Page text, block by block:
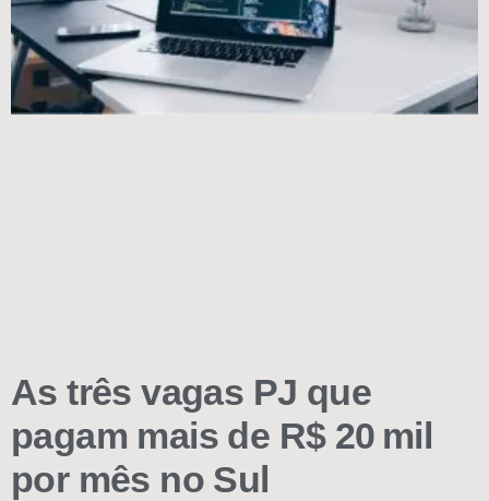
As três vagas PJ que
pagam mais de R$ 20 mil
por mês no Sul